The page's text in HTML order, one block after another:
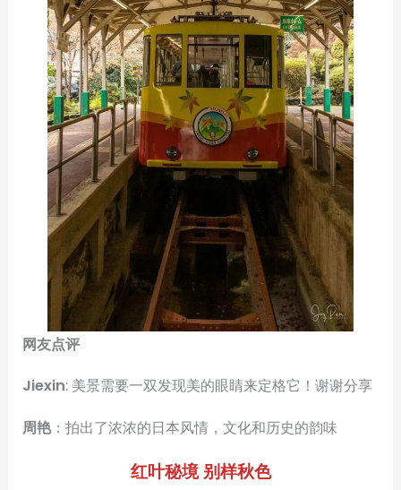
网友点评
Jiexin: 美景需要一双发现美的眼睛来定格它！谢谢分享
周艳：拍出了浓浓的日本风情，文化和历史的韵味
红叶秘境 别样秋色